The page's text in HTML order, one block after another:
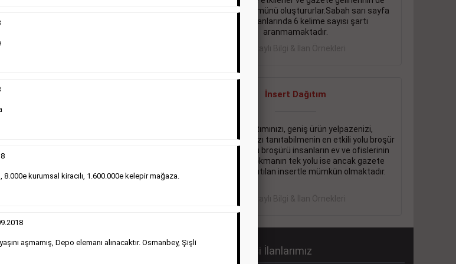
ilanlarında 6 kelime sayısı şartı
önemli bir bölümünü oluştururlar.Sabah sarı sayfa
eleman ilanlarında 6 kelime sayısı şartı
aranmamaktadır.
Detaylı Bilgi & İlan Örnekleri
ilanlara göre daha ekonomiktir.
İnsert Dağıtım
Firma tanıtımınızı, geniş ürün yelpazenizi,
promosyonlarınızı tanıtabilmenin en etkili yolu broşür
dağıtmaktır. Bu broşürü insanların ev ve ofislerinin
içine kadar sokmanın tek yolu ise ancak gazete
içerisinde dağıtılan insertle mümkün olmaktadır.
Detaylı Bilgi & İlan Örnekleri
Sabah Gazetesi İlanlarımız
8.000e kurumsal kiracılı, 1.600.000e kelepir mağaza.
aşmamış, Depo elemanı alınacaktır. Osmanbey, Şişli